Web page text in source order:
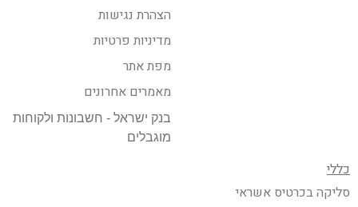
הצהרת נגישות
מדיניות פרטיות
מפת אתר
מאמרים אחרונים
בנק ישראל - חשבונות ולקוחות
מוגבלים
כללי
סליקה בכרטיס אשראי